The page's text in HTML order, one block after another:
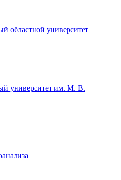
областной университет
университет им. М. В.